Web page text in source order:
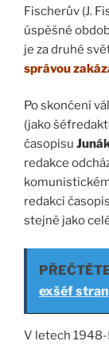
Fischerův (J.
úspěšné
je za druhé
správou
Po skončení
(jako
časopisu
redakce
redakci
stejně jako
exšéf
V letech 1948-